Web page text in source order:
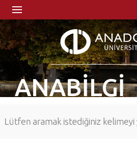
ANABİLGİ